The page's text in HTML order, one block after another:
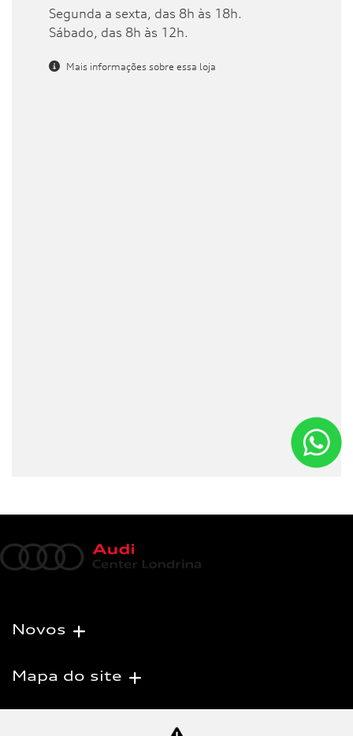
Segunda a sexta, das 8h às 18h.
Sábado, das 8h às 12h.
Mais informações sobre essa loja
Novos
Mapa do site